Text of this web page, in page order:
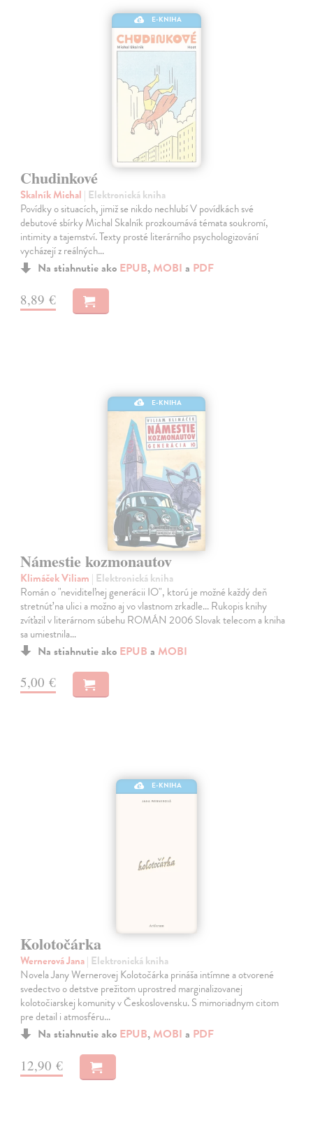
E-KNIHA
Chudinkové
Skalník Michal | Elektronická kniha
Povídky o situacích, jimiž se nikdo nechlubí V povídkách své
debutové sbírky Michal Skalník prozkoumává témata soukromí,
intimity a tajemství. Texty prosté literárního psychologizování
vycházejí z reálných…
Na stiahnutie ako EPUB, MOBI a PDF
8,89 €
E-KNIHA
Námestie kozmonautov
Klimáček Viliam | Elektronická kniha
Román o "neviditeľnej generácii IO", ktorú je možné každý deň
stretnúť na ulici a možno aj vo vlastnom zrkadle... Rukopis knihy
zvíťazil v literárnom súbehu ROMÁN 2006 Slovak telecom a kniha
sa umiestnila…
Na stiahnutie ako EPUB a MOBI
5,00 €
E-KNIHA
Kolotočárka
Wernerová Jana| Elektronická kniha
Novela Jany Wernerovej Kolotočárka prináša intímne a otvorené
svedectvo o detstve prežitom uprostred marginalizovanej
kolotočiarskej komunity v Československu. S mimoriadnym citom
pre detail i atmosféru…
Na stiahnutie ako EPUB, MOBI a PDF
12,90 €